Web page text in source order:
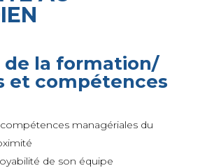
la formation/
et compétences
managériales du
de son équipe